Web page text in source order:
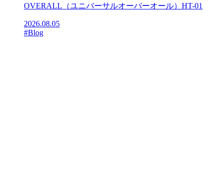
OVERALL（ユニバーサルオーバーオール）HT-01
2026.08.05
#Blog